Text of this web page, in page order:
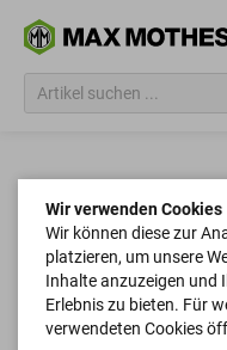
Wir verwenden Cookies
Wir können diese zur
platzieren, um unsere
Inhalte anzuzeigen und
Erlebnis zu bieten. Für
verwendeten Cookies